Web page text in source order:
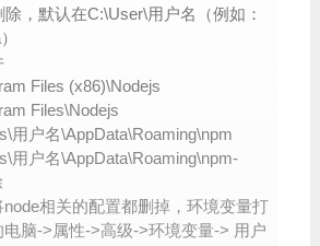
，默认在C:\User\用户名（例如：
(x86)\Nodejs
\AppData\Roaming\npm
\AppData\Roaming\npm-
相关的配置都删掉，环境变量打
脑->属性->高级->环境变量-> 用户